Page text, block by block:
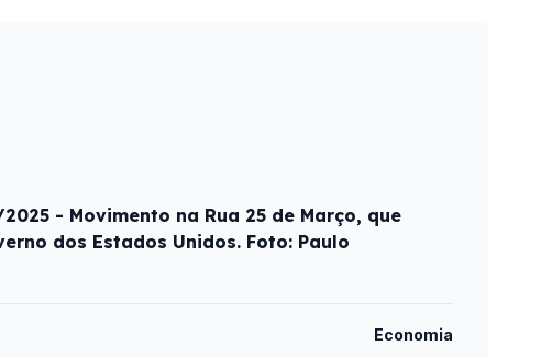
- Movimento na Rua 25 de Março, que
dos Estados Unidos. Foto: Paulo
Economia